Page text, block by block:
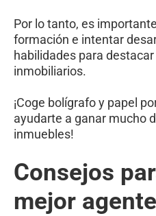
Por lo tanto, es
formación e intentar
habilidades para
inmobiliarios.
¡Coge bolígrafo y papel
ayudarte a ganar mucho
inmuebles!
Consejos
mejor